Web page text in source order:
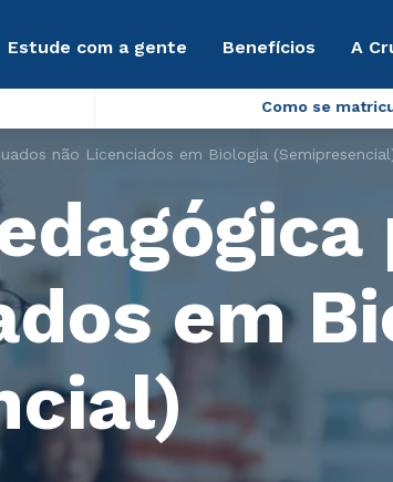
Estude com a gente Benefícios A
Como se
não Licenciados em Biologia
em